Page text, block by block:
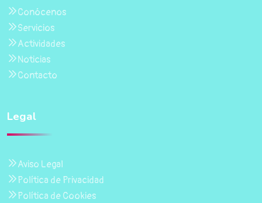
Conócenos
Servicios
Actividades
Noticias
Contacto
Legal
Aviso Legal
Política de Privacidad
Política de Cookies